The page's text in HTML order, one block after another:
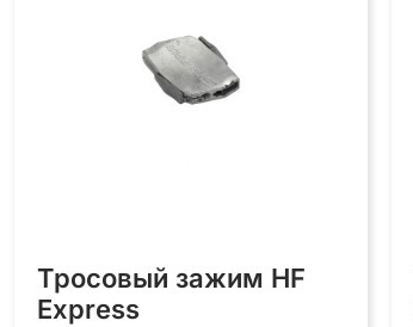
Тросовый зажим HF
Express